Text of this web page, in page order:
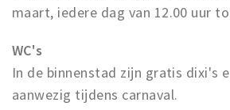
maart, iedere dag van 12.00 uur
WC's
In de binnenstad zijn gratis dixi's
aanwezig tijdens carnaval.